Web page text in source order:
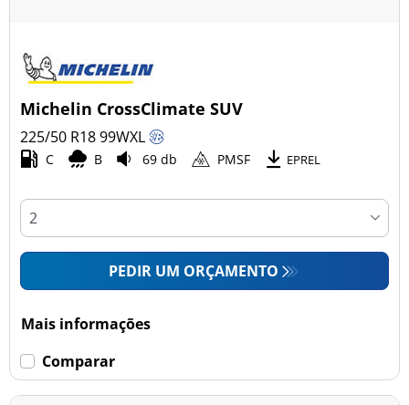
Michelin CrossClimate SUV
225/50 R1899WXL
C B 69 db PMSF EPREL
PEDIR UM ORÇAMENTO
Mais informações
Comparar